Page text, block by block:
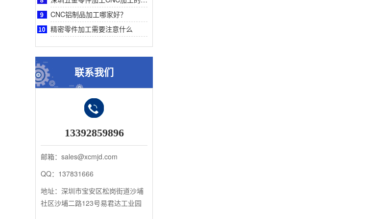
CNC铝制品加工哪家好？
精密零件加工需要注意什么
联系我们
13392859896
邮箱：sales@xcmjd.com
QQ：137831666
地址：深圳市宝安区松岗街道沙埔
社区沙埔二路123号易君达工业园